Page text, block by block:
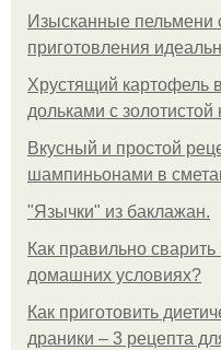
Изысканные пельмени
приготовления
Хрустящий картофель
дольками с золотистой
Вкусный и простой
шампиньонами в
"Язычки" из баклажан.
Как правильно
домашних условиях?
Как приготовить
драники – 3 рецепта